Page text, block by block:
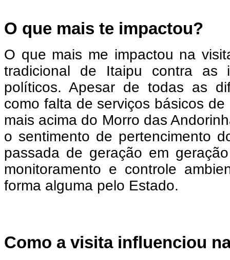
O que mais te impactou?
O que mais me impactou na
tradicional de Itaipu contra as
políticos. Apesar de todas as
como falta de serviços básicos
mais acima do Morro das
o sentimento de pertencimento
passada de geração em
monitoramento e controle
forma alguma pelo Estado.
Como a visita influenciou